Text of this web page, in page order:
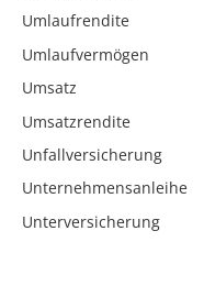
Umlaufrendite
Umlaufvermögen
Umsatz
Umsatzrendite
Unfallversicherung
Unternehmensanleihe
Unterversicherung